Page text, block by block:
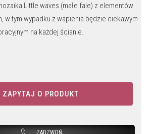
Little waves (małe fale) z elementów
w tym wypadku z wapienia będzie ciekawym
na każdej ścianie.
ZAPYTAJ O PRODUKT